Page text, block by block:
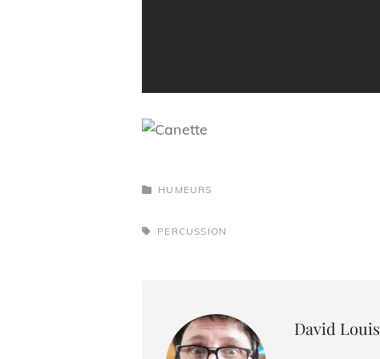
CATEGORIES
HUMEURS
TAGS,PERCUSSION
Author:
David Louis